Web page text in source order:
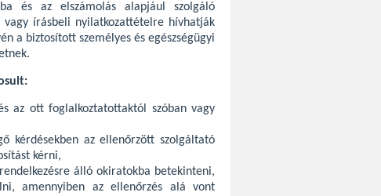
és az elszámolás alapjául szolgáló
írásbeli nyilatkozattételre hívhatják
a biztosított személyes és egészségügyi
az ott foglalkoztatottaktól szóban vagy
kérdésekben az ellenőrzött szolgáltató
kérni,
álló okiratokba betekinteni,
amennyiben az ellenőrzés alá vont